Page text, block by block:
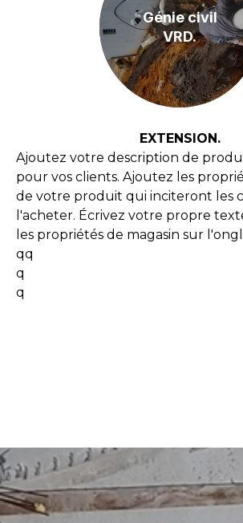
Génie civil
VRD.
EXTENSION.
Ajoutez votre description de
pour vos clients. Ajoutez les
de votre produit qui inciteront les
l'acheter. Écrivez votre propre
les propriétés de magasin sur
qq
q
q